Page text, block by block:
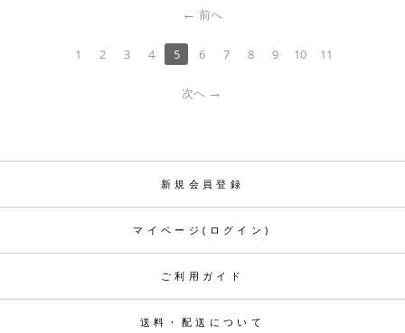
前へ
1 2 3 4 5 6 7 8 9 10 11
次へ
新規会員登録
マイページ(ログイン)
ご利用ガイド
送料・配送について